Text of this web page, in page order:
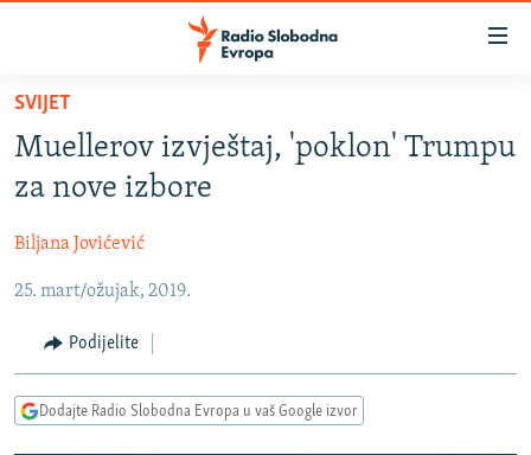
Pređite
glavni
sadržaj
na
navigaciju
Pređite
pretragu
VIJESTI
BOSNA I HERCEGOVINA
KOSOVO
CRNA GORA
VIZUELNO
FOTOGALERIJE
PODCASTI
RAT U UKRAJINI
SVIJET
Muellerov izvještaj, 'poklon' Trumpu
za nove izbore
Biljana Jovićević
25. mart/ožujak, 2019.
Podijelite
Dodajte Radio Slobodna Evropa u vaš Google izvor